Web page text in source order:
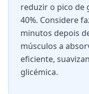
reduzir o pico de
40%. Considere
minutos depois
músculos a
eficiente,
glicémica.